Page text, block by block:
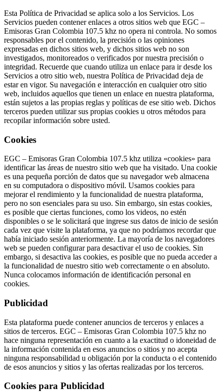
Esta Política de Privacidad se aplica solo a los Servicios. Los
Servicios pueden contener enlaces a otros sitios web que EGC –
Emisoras Gran Colombia 107.5 khz no opera ni controla. No somos
responsables por el contenido, la precisión o las opiniones
expresadas en dichos sitios web, y dichos sitios web no son
investigados, monitoreados o verificados por nuestra precisión o
integridad. Recuerde que cuando utiliza un enlace para ir desde los
Servicios a otro sitio web, nuestra Política de Privacidad deja de
estar en vigor. Su navegación e interacción en cualquier otro sitio
web, incluidos aquellos que tienen un enlace en nuestra plataforma,
están sujetos a las propias reglas y políticas de ese sitio web. Dichos
terceros pueden utilizar sus propias cookies u otros métodos para
recopilar información sobre usted.
Cookies
EGC – Emisoras Gran Colombia 107.5 khz utiliza «cookies» para
identificar las áreas de nuestro sitio web que ha visitado. Una cookie
es una pequeña porción de datos que su navegador web almacena
en su computadora o dispositivo móvil. Usamos cookies para
mejorar el rendimiento y la funcionalidad de nuestra plataforma,
pero no son esenciales para su uso. Sin embargo, sin estas cookies,
es posible que ciertas funciones, como los videos, no estén
disponibles o se le solicitará que ingrese sus datos de inicio de sesión
cada vez que visite la plataforma, ya que no podríamos recordar que
había iniciado sesión anteriormente. La mayoría de los navegadores
web se pueden configurar para desactivar el uso de cookies. Sin
embargo, si desactiva las cookies, es posible que no pueda acceder a
la funcionalidad de nuestro sitio web correctamente o en absoluto.
Nunca colocamos información de identificación personal en
cookies.
Publicidad
Esta plataforma puede contener anuncios de terceros y enlaces a
sitios de terceros. EGC – Emisoras Gran Colombia 107.5 khz no
hace ninguna representación en cuanto a la exactitud o idoneidad de
la información contenida en esos anuncios o sitios y no acepta
ninguna responsabilidad u obligación por la conducta o el contenido
de esos anuncios y sitios y las ofertas realizadas por los terceros.
Cookies para Publicidad